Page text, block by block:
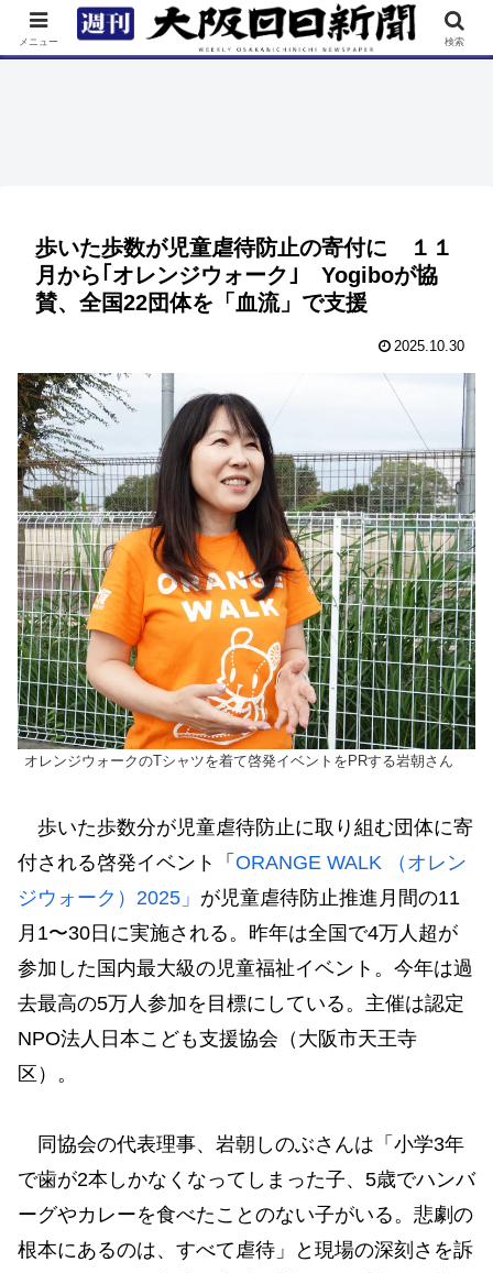
TOP 特集 ニュース 連載 街ネタ イベント
歩いた歩数が児童虐待防止の寄付に １１
月から｢オレンジウォーク｣ Yogiboが協
賛、全国22団体を「血流」で支援
2025.10.30
オレンジウォークのTシャツを着て啓発イベントをPRする岩朝さん
歩いた歩数分が児童虐待防止に取り組む団体に寄
付される啓発イベント「 ORANGE WALK （オレン
ジウォーク）2025」 が児童虐待防止推進月間の11
月1〜30日に実施される。昨年は全国で4万人超が
参加した国内最大級の児童福祉イベント。今年は過
去最高の5万人参加を目標にしている。主催は認定
NPO法人日本こども支援協会（大阪市天王寺
区）。
同協会の代表理事、岩朝しのぶさんは「小学3年
で歯が2本しかなくなってしまった子、5歳でハンバ
ーグやカレーを食べたことのない子がいる。悲劇の
根本にあるのは、すべて虐待」と現場の深刻さを訴
メニュー 検索